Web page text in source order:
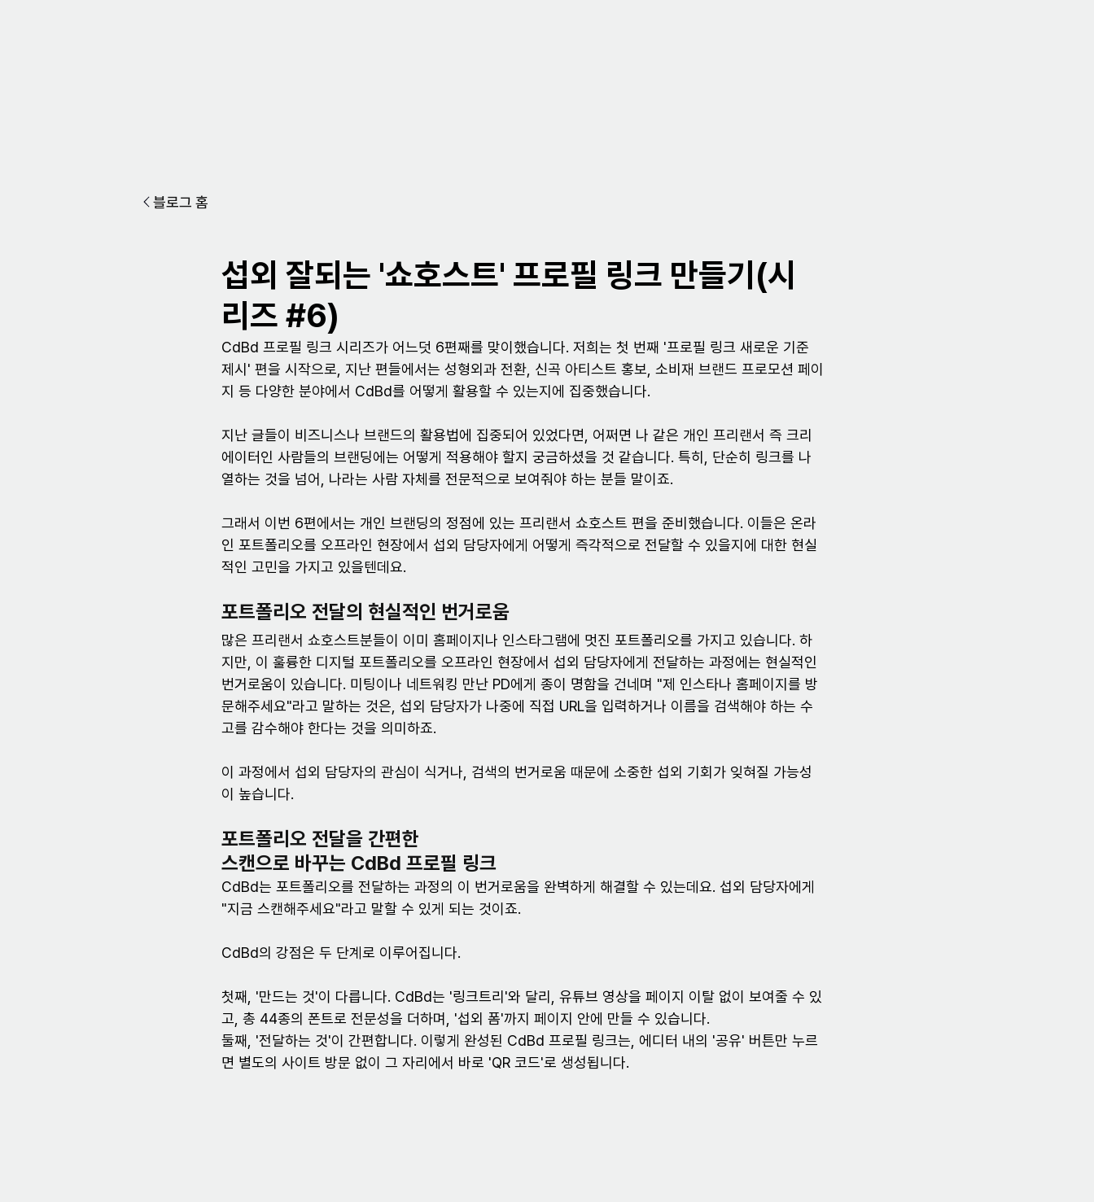
블로그 홈
섭외 잘되는 '쇼호스트' 프로필 링크 만들기(시
리즈 #6)
CdBd 프로필 링크 시리즈가 어느덧 6편째를 맞이했습니다. 저희는 첫 번째 '프로필 링크 새로운 기준
제시' 편을 시작으로, 지난 편들에서는 성형외과 전환, 신곡 아티스트 홍보, 소비재 브랜드 프로모션 페이
지 등 다양한 분야에서 CdBd를 어떻게 활용할 수 있는지에 집중했습니다.
지난 글들이 비즈니스나 브랜드의 활용법에 집중되어 있었다면, 어쩌면 나 같은 개인 프리랜서 즉 크리
에이터인 사람들의 브랜딩에는 어떻게 적용해야 할지 궁금하셨을 것 같습니다. 특히, 단순히 링크를 나
열하는 것을 넘어, 나라는 사람 자체를 전문적으로 보여줘야 하는 분들 말이죠.
그래서 이번 6편에서는 개인 브랜딩의 정점에 있는 프리랜서 쇼호스트 편을 준비했습니다. 이들은 온라
인 포트폴리오를 오프라인 현장에서 섭외 담당자에게 어떻게 즉각적으로 전달할 수 있을지에 대한 현실
적인 고민을 가지고 있을텐데요.
포트폴리오 전달의 현실적인 번거로움
많은 프리랜서 쇼호스트분들이 이미 홈페이지나 인스타그램에 멋진 포트폴리오를 가지고 있습니다. 하
지만, 이 훌륭한 디지털 포트폴리오를 오프라인 현장에서 섭외 담당자에게 전달하는 과정에는 현실적인
번거로움이 있습니다. 미팅이나 네트워킹 만난 PD에게 종이 명함을 건네며 "제 인스타나 홈페이지를 방
문해주세요"라고 말하는 것은, 섭외 담당자가 나중에 직접 URL을 입력하거나 이름을 검색해야 하는 수
고를 감수해야 한다는 것을 의미하죠.
이 과정에서 섭외 담당자의 관심이 식거나, 검색의 번거로움 때문에 소중한 섭외 기회가 잊혀질 가능성
이 높습니다.
포트폴리오 전달을 간편한
스캔으로 바꾸는 CdBd 프로필 링크
CdBd는 포트폴리오를 전달하는 과정의 이 번거로움을 완벽하게 해결할 수 있는데요. 섭외 담당자에게
"지금 스캔해주세요"라고 말할 수 있게 되는 것이죠.
CdBd의 강점은 두 단계로 이루어집니다.
첫째, '만드는 것'이 다릅니다. CdBd는 '링크트리'와 달리, 유튜브 영상을 페이지 이탈 없이 보여줄 수 있
고, 총 44종의 폰트로 전문성을 더하며, '섭외 폼'까지 페이지 안에 만들 수 있습니다.
둘째, '전달하는 것'이 간편합니다. 이렇게 완성된 CdBd 프로필 링크는, 에디터 내의 '공유' 버튼만 누르
면 별도의 사이트 방문 없이 그 자리에서 바로 'QR 코드'로 생성됩니다.